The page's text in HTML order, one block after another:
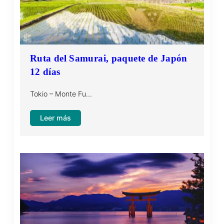
Ruta del Samurai, paquete de Japón
12 días
Tokio – Monte Fu…
Leer más
Samurai,
paquete
de
Japón
12
días